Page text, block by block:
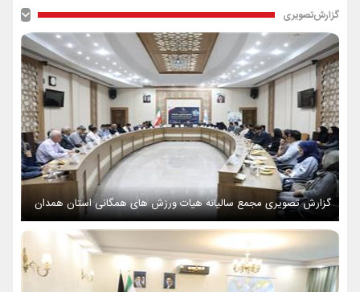
گزارش‌تصویری
گزارش تصویری مجمع سالیانه هیات ورزش های همگانی استان همدان